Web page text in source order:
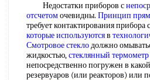
Недостатки приборов с
отсчетомочевидны. Принцип
требует контактирования прибора
которые используютсяв
Смотровое стеклодолжно
жидкостью,стеклянный термометр
непосредственно погружен в
резервуаров (или реакторов) или